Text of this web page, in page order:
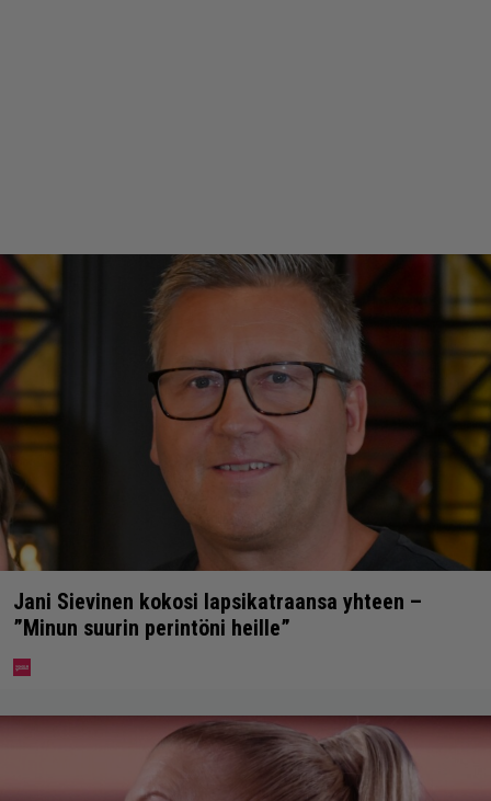
Jani Sievinen kokosi lapsikatraansa yhteen –
”Minun suurin perintöni heille”